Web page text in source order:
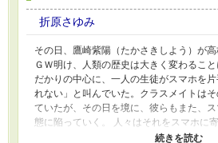
折原さゆみ
その日、鷹崎紫陽（たかさきしよう）が
ＧＷ明け、人類の歴史は大きく変わるこ
だかりの中心に、一人の生徒がスマホを
れない」と叫んでいた。クラスメイトは
ていたが、その日を境に、彼らもまた、
態に陥っていく。 人々はそれをスマホに
た。 紫陽の幼馴染である鵜飼あやの（う